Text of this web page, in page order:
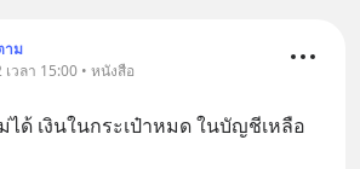
าม
วลา 15:00 • หนังสือ
ได้ เงินในกระเป๋าหมด ในบัญชีเหลือ